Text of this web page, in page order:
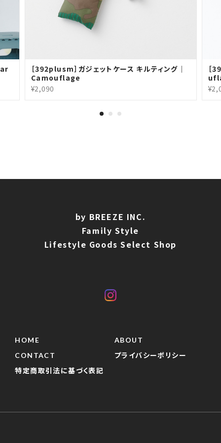
［392plusm］ガジェットケース キルティング｜
Camouflage
¥2,090
［
by BREEZE INC.
Family Style
Lifestyle Goods Select Shop
HOME
ABOUT
CONTACT
プライバシーポリシー
特定商取引法に基づく表記